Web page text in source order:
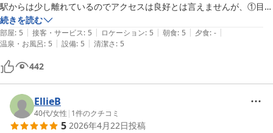
駅からは少し離れているのでアクセスは良好とは言えませんが、①目の
前がビーチでロケーションが最高、②部屋も共用設備も綺麗、③シャン
プーなどのアメニティも良質、④お手頃な宿泊費で朝食も美味しい…と
オススメポイントが多い宿泊施設です。
続きを読む
部屋: 5 | 接客・サービス: 5 | ロケーション: 5 | 朝食: 5 | 夕食: - |
温泉・お風呂: 5 | 設備: 5 | 清潔さ: 5
442
EllieB
40代/女性 | 1件のクチコミ
5 2026年4月22日投稿